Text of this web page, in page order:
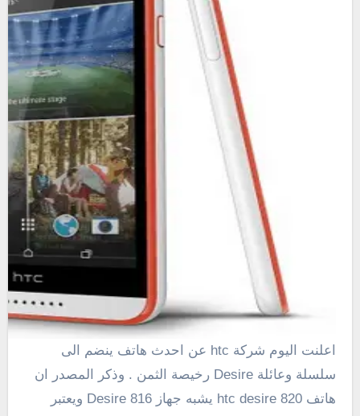
سلسلة وعائلة Desire رخيصة الثمن . وذكر المصدر ان
هاتف htc desire 820 يشبه جهاز Desire 816 ويعتبر